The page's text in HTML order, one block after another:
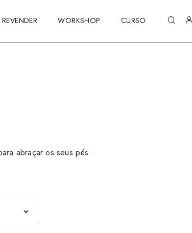
REVENDER WORKSHOP CURSO
abraçar os seus pés.